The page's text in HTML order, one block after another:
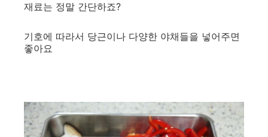
재료는 정말 간단하죠?
기호에 따라서 당근이나 다양한 야채들을 넣어주면
좋아요